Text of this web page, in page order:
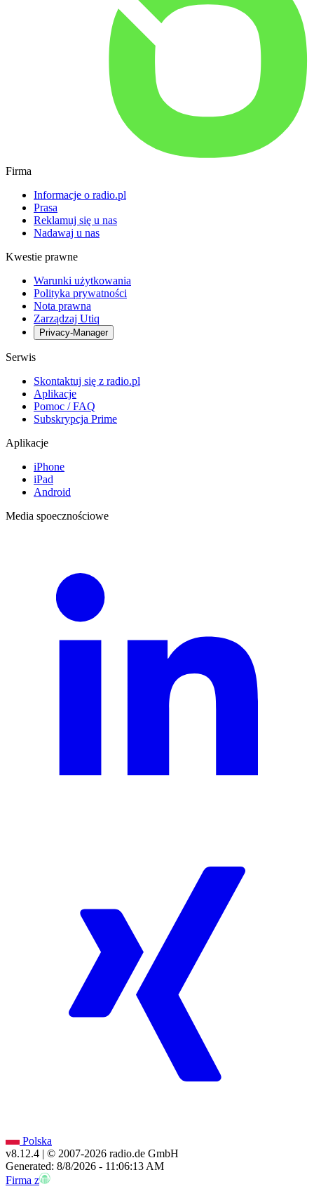
Firma
Informacje o radio.pl
Prasa
Reklamuj się u nas
Nadawaj u nas
Kwestie prawne
Warunki użytkowania
Polityka prywatności
Nota prawna
Zarządzaj Utiq
Privacy-Manager
Serwis
Skontaktuj się z radio.pl
Aplikacje
Pomoc / FAQ
Subskrypcja Prime
Aplikacje
iPhone
iPad
Android
Media spoecznościowe
Polska
v8.12.4 | © 2007-2026 radio.de GmbH
Generated: 8/8/2026 - 11:06:13 AM
Firma z